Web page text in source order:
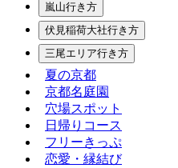
嵐山行き方
伏見稲荷大社行き方
三尾エリア行き方
夏の京都
京都名庭園
穴場スポット
日帰りコース
フリーきっぷ
恋愛・縁結び